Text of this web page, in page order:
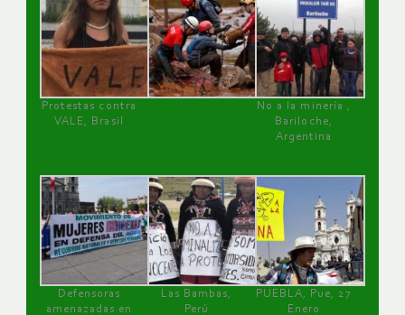
Protestas contra
VALE, Brasil
No a la minería ,
Bariloche,
Argentina
Defensoras
amenazadas en
Las Bambas,
Perú
PUEBLA, Pue, 27
Enero